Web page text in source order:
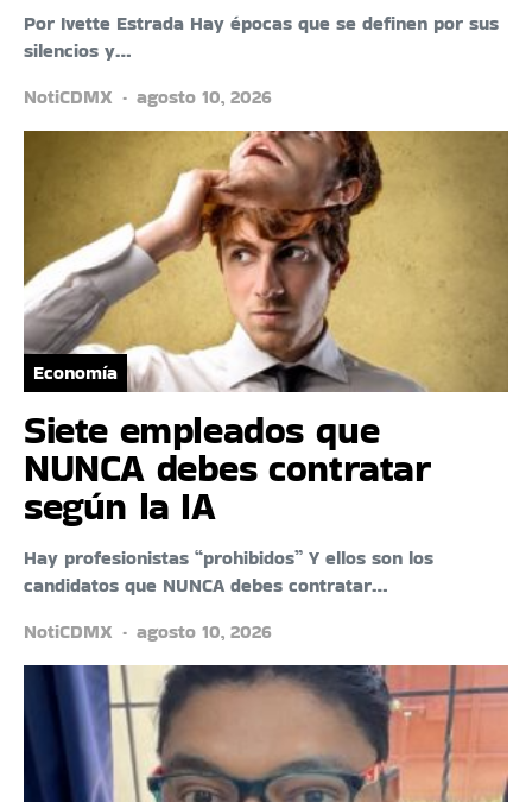
Por Ivette Estrada Hay épocas que se definen por sus
silencios y…
NotiCDMX
agosto 10, 2026
Economía
Siete empleados que
NUNCA debes contratar
según la IA
Hay profesionistas “prohibidos” Y ellos son los
candidatos que NUNCA debes contratar…
NotiCDMX
agosto 10, 2026